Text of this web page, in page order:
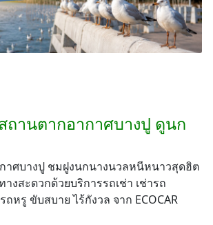
ถานตากอากาศบางปู ดูนก
าศบางปู ชมฝูงนกนางนวลหนีหนาวสุดฮิต
างสะดวกด้วยบริการรถเช่า เช่ารถ
ถหรู ขับสบาย ไร้กังวล จาก ECOCAR